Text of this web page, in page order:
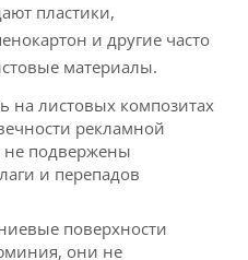
пластики,
и другие часто
материалы.
на листовых композитах
рекламной
не подвержены
и перепадов
поверхности
они не